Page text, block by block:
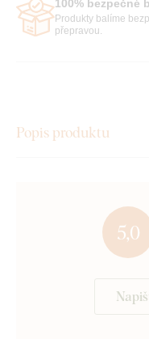
100% bezpečné
Produkty balíme
přepravou.
Popis produktu
5,0